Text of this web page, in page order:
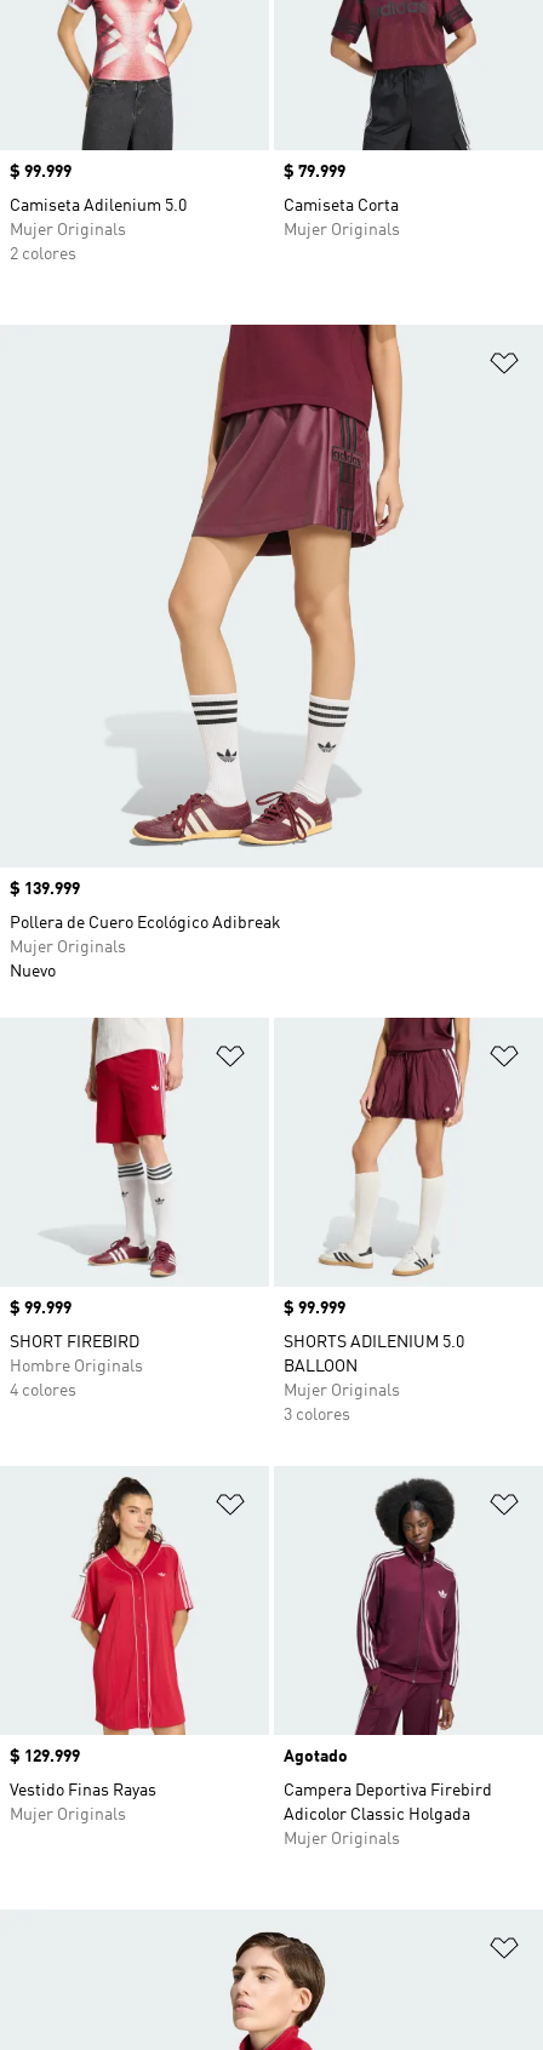
Precio
$ 99.999
Camiseta Adilenium 5.0
Mujer Originals
2 colores
Precio
$ 79.999
Camiseta Corta
Mujer Originals
Añadir a la lista de deseos
Precio
$ 99.999
SHORT FIREBIRD
Hombre Originals
4 colores
Precio
$ 99.999
SHORTS ADILENIUM 5.0
BALLOON
Mujer Originals
3 colores
Añadir a la lista de deseos
Precio
$ 129.999
Vestido Finas Rayas
Mujer Originals
Agotado
Campera Deportiva Firebird
Adicolor Classic Holgada
Mujer Originals
Precio
$ 139.999
Pollera de Cuero Ecológico Adibreak
Mujer Originals
Nuevo